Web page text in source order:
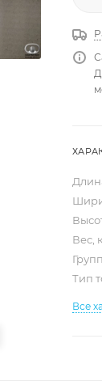
Вес,
Тип
Все